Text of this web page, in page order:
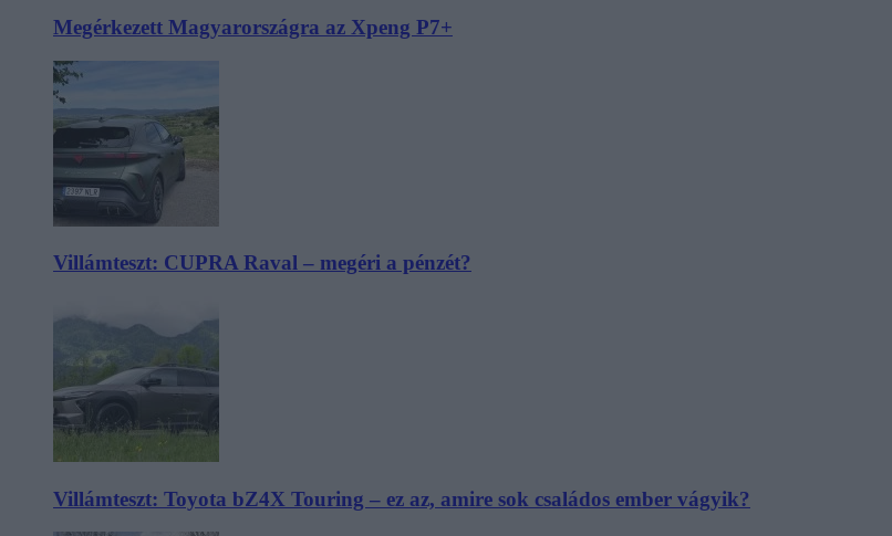
Megérkezett Magyarországra az Xpeng P7+
Villámteszt: CUPRA Raval – megéri a pénzét?
Villámteszt: Toyota bZ4X Touring – ez az, amire sok családos ember vágyik?